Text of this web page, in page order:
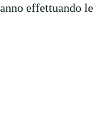
effettuando le